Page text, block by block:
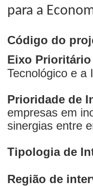
para a
Código do
Eixo Prioritário
Tecnológico e a
Prioridade de
empresas em
sinergias entre
Tipologia de
Região de